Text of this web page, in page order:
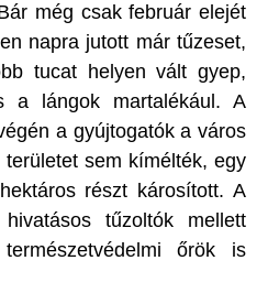
még csak február elejét
napra jutott már tűzeset,
tucat helyen vált gyep,
a lángok martalékául. A
a gyújtogatók a város
sem kímélték, egy
részt károsított. A
tűzoltók mellett
őrök is